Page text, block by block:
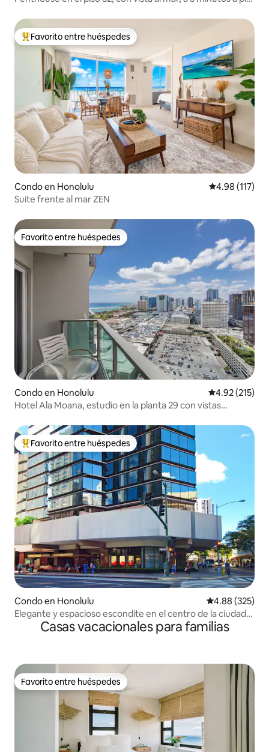
Favorito entre huéspedes preferido
Favorito entre huéspedes
Condo en Honolulu Calificación
4.98 (117)
Suite frente al mar ZEN
Favorito entre huéspedes
Favorito entre huéspedes
Condo en Honolulu Calificación
4.92 (215)
Hotel Ala Moana, estudio en la planta 29 con vistas
Favorito entre huéspedes preferido
Favorito entre huéspedes
Condo en Honolulu Calificación
4.88 (325)
Elegante y espacioso escondite en el centro de la ciudad
con estacionamiento
Casas vacacionales para familias
Favorito entre huéspedes
Favorito entre huéspedes